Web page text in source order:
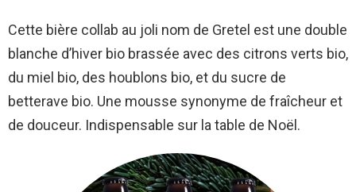
Cette bière collab au joli nom de Gretel est une double
blanche d’hiver bio brassée avec des citrons verts bio,
du miel bio, des houblons bio, et du sucre de
betterave bio. Une mousse synonyme de fraîcheur et
de douceur. Indispensable sur la table de Noël.